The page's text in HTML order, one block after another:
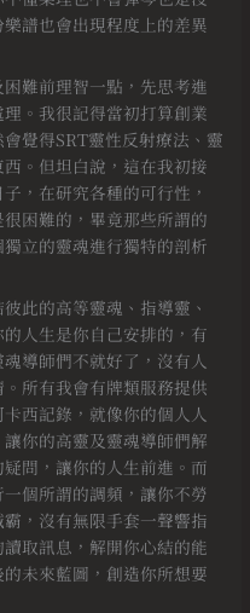
譜也會出現程度上的差異
難前理智一點，先思考進
。我很記得當初打算創業
覺得SRT靈性反射療法、靈
。但坦白說，這在我初接
，在研究各種的可行性，
困難的，畢竟那些所謂的
立的靈魂進行獨特的剖析
此的高等靈魂、指導靈、
人生是你自己安排的，有
導師們不就好了，沒有人
所有我會有牌類服務提供
西記錄，就像你的個人人
你的高靈及靈魂導師們解
問，讓你的人生前進。而
個所謂的調頻，讓你不勞
，沒有無限手套一聲響指
取訊息，解開你心結的能
未來藍圖，創造你所想要